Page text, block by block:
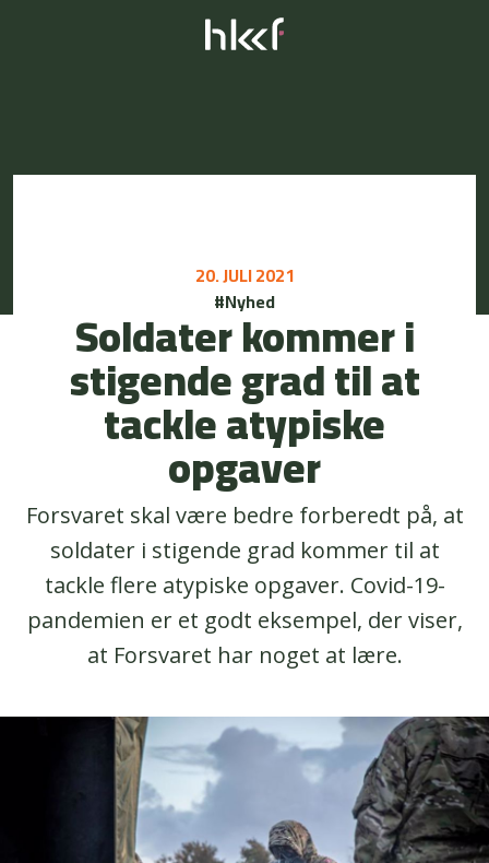
20. JULI 2021
#Nyhed
Soldater kommer i
stigende grad til at
tackle atypiske
opgaver
Forsvaret skal være bedre forberedt på, at
soldater i stigende grad kommer til at
tackle flere atypiske opgaver. Covid-19-
pandemien er et godt eksempel, der viser,
at Forsvaret har noget at lære.